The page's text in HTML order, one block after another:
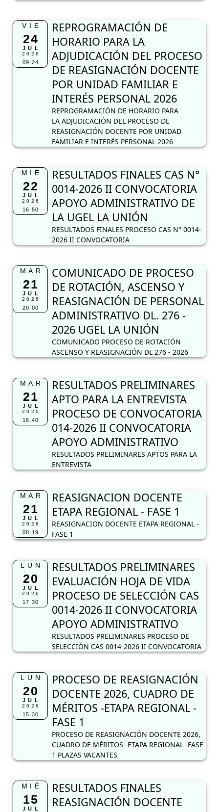
VIE
24
JUL
2026
09:24
REPROGRAMACIÓN DE
HORARIO PARA LA
ADJUDICACIÓN DEL PROCESO
DE REASIGNACIÓN DOCENTE
POR UNIDAD FAMILIAR E
INTERÉS PERSONAL 2026
REPROGRAMACIÓN DE HORARIO PARA
LA ADJUDICACIÓN DEL PROCESO DE
REASIGNACIÓN DOCENTE POR UNIDAD
FAMILIAR E INTERÉS PERSONAL 2026
MIÉ
22
JUL
2026
16:50
RESULTADOS FINALES CAS N°
0014-2026 II CONVOCATORIA
APOYO ADMINISTRATIVO DE
LA UGEL LA UNIÓN
RESULTADOS FINALES PROCESO CAS N° 0014-
2026 II CONVOCATORIA
MAR
21
JUL
2026
20:00
COMUNICADO DE PROCESO
DE ROTACIÓN, ASCENSO Y
REASIGNACIÓN DE PERSONAL
ADMINISTRATIVO DL. 276 -
2026 UGEL LA UNIÓN
COMUNICADO PROCESO DE ROTACIÓN
ASCENSO Y REASIGNACIÓN DL 276 - 2026
MAR
21
JUL
2026
16:40
RESULTADOS PRELIMINARES
APTO PARA LA ENTREVISTA
PROCESO DE CONVOCATORIA
014-2026 II CONVOCATORIA
APOYO ADMINISTRATIVO
RESULTADOS PRELIMINARES APTOS PARA LA
ENTREVISTA
MAR
21
JUL
2026
08:19
REASIGNACION DOCENTE
ETAPA REGIONAL - FASE 1
REASIGNACION DOCENTE ETAPA REGIONAL -
FASE 1
LUN
20
JUL
2026
17:30
RESULTADOS PRELIMINARES
EVALUACIÓN HOJA DE VIDA
PROCESO DE SELECCIÓN CAS
0014-2026 II CONVOCATORIA
APOYO ADMINISTRATIVO
RESULTADOS PRELIMINARES PROCESO DE
SELECCIÓN CAS 0014-2026 II CONVOCATORIA
LUN
20
JUL
2026
15:30
PROCESO DE REASIGNACIÓN
DOCENTE 2026, CUADRO DE
MÉRITOS -ETAPA REGIONAL -
FASE 1
PROCESO DE REASIGNACIÓN DOCENTE 2026,
CUADRO DE MÉRITOS -ETAPA REGIONAL -FASE
1 PLAZAS VACANTES
MIÉ
15
JUL
RESULTADOS FINALES
REASIGNACIÓN DOCENTE